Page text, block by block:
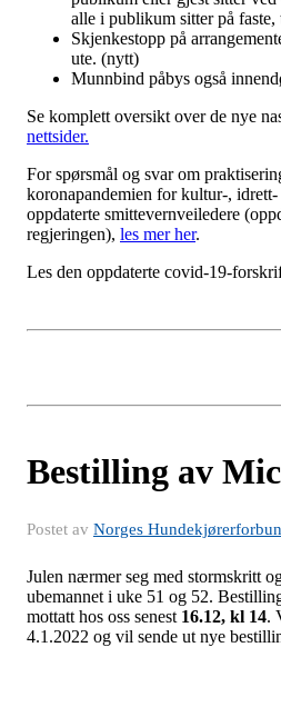
alle i publikum sitter på
Skjenkestopp på
ute. (nytt)
Munnbind påbys også
Se komplett oversikt over de nye
nettsider.
For spørsmål og svar om
koronapandemien for kultur-,
oppdaterte smittevernveiledere
regjeringen), les mer her.
Les den oppdaterte covid-19-
Bestilling av
Postet av Norges
Julen nærmer seg med stormskritt
ubemannet i uke 51 og 52.
mottatt hos oss senest 16.12, kl 14.
4.1.2022 og vil sende ut nye